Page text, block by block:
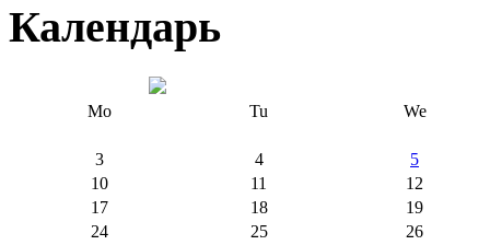
Календарь
Mo Tu We
3 4
5
10
11
12
17
18
19
24
25
26